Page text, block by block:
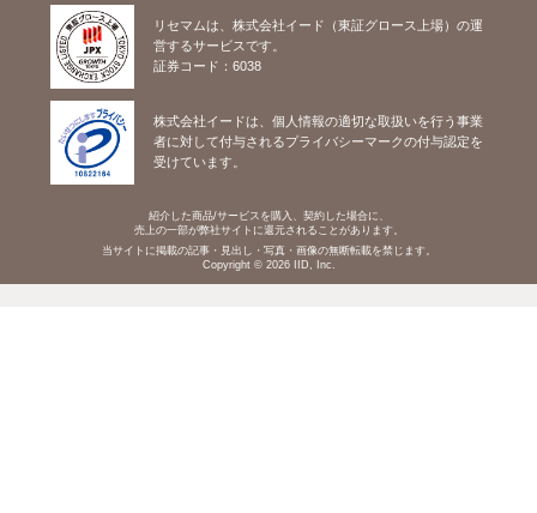
リセマムは、株式会社イード（東証グロース上場）の運
営するサービスです。
証券コード：6038
株式会社イードは、個人情報の適切な取扱いを行う事業
者に対して付与されるプライバシーマークの付与認定を
受けています。
紹介した商品/サービスを購入、契約した場合に、
売上の一部が弊社サイトに還元されることがあります。
当サイトに掲載の記事・見出し・写真・画像の無断転載を禁じます。
Copyright © 2026 IID, Inc.